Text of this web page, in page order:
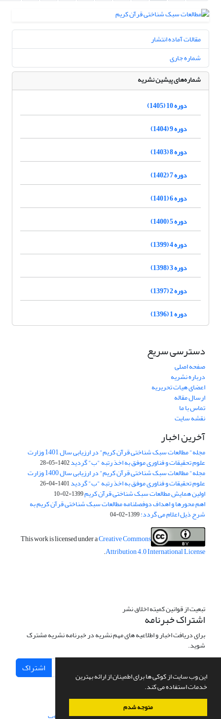
این وب سایت از کوکی ها برای اطمینان از ارائه بهترین
خدمات استفاده می کند.
متوجه شدم
مقالات آماده انتشار
شماره جاری
شماره‌های پیشین نشریه
دوره 10 (1405)
دوره 9 (1404)
دوره 8 (1403)
دوره 7 (1402)
دوره 6 (1401)
دوره 5 (1400)
دوره 4 (1399)
دوره 3 (1398)
دوره 2 (1397)
دوره 1 (1396)
دسترسی سریع
صفحه اصلی
درباره نشریه
اعضای هیات تحریریه
ارسال مقاله
تماس با ما
نقشه سایت
آخرین اخبار
مجله" مطالعات سبک شناختی قرآن کریم" در ارزیابی سال 1401 وزارت
علوم تحقیقات و فناوری موفق به اخذ رتبه "ب" گردید1402-05-28
مجله" مطالعات سبک شناختی قرآن کریم" در ارزیابی سال 1400 وزارت
علوم تحقیقات و فناوری موفق به اخذ رتبه "ب" گردید1401-04-26
اولین همایش مطالعات سبک شناختی قرآن کریم1399-02-10
اهم محورها و اهداف دوفصلنامه مطالعات سبک شناختی قرآن کریم به
شرح ذیل اعلام می گردد:1399-02-04
This work is licensed under aCreative Commons
Attribution 4.0 International License
.
تبعیت از قوانین کمیته اخلاق نشر
اشتراک خبرنامه
برای دریافت اخبار و اطلاعیه های مهم نشریه در خبرنامه نشریه مشترک
شوید.
اشتراک
سامانه مدیریت نشریات علمی.طراحی و پیاده سازی از سیناوب